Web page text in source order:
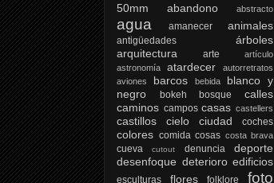
50mm
abandono abstracto
agua amanecer animales
antigüedades
árboles
arquitectura
arte
artículo
astronomía
atardecer
autorretratos
aviones
barcos bebida
blanco y
negro
bokeh bosque
calles
caminos campos casas castellers
castillos cielo ciudad coches
colores comida cosas costa brava
cueva cutout denuncia
deporte
desenfoque deterioro edificios
esculturas flores folklore foto